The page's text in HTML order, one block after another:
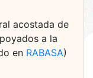
acostada de
a la
en RABASA)